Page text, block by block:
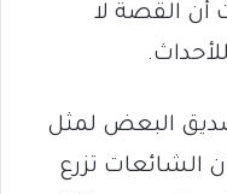
أن القصة لا
البعض لمثل
الشائعات تزرع